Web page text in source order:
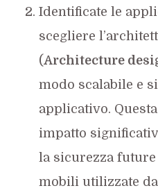
Identificate le
scegliere
(Architecture
modo scalabile e
applicativo.
impatto
la sicurezza
mobili utilizzate